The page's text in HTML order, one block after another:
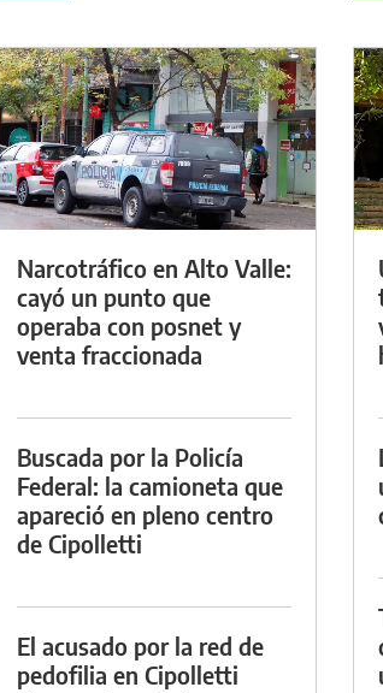
Narcotráfico en Alto Valle:
cayó un punto que
operaba con posnet y
venta fraccionada
Buscada por la Policía
Federal: la camioneta que
apareció en pleno centro
de Cipolletti
El acusado por la red de
pedofilia en Cipolletti